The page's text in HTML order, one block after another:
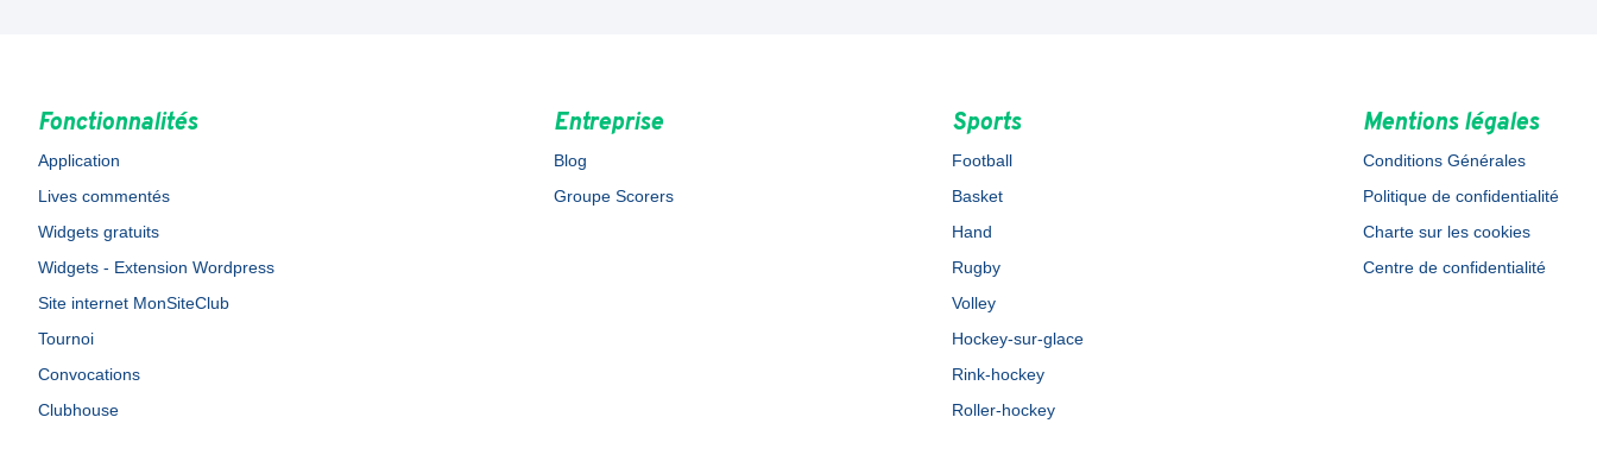
Fonctionnalités
Application
Lives commentés
Widgets gratuits
Widgets - Extension Wordpress
Site internet MonSiteClub
Tournoi
Convocations
Clubhouse
Entreprise
Blog
Groupe Scorers
Sports
Football
Basket
Hand
Rugby
Volley
Hockey-sur-glace
Rink-hockey
Roller-hockey
Mentions légales
Conditions Générales
Politique de confidentialité
Charte sur les cookies
Centre de confidentialité